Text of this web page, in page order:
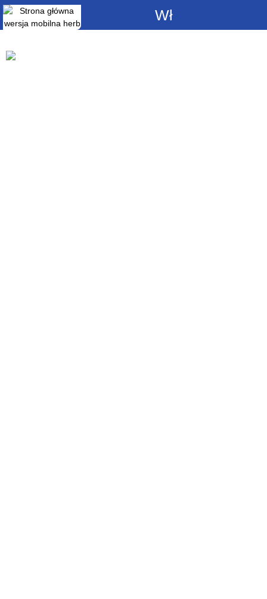
Włącz
powiadomienia